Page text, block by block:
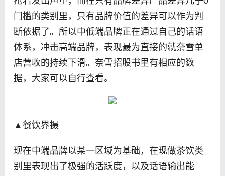
门槛的类别里，只有品牌价值的差异可以作为判
断依据了。所以中低端品牌正在通过自己的话语
体系，冲击高端品牌，表现最为直接的就奈雪单
店营收的持续下滑。奈雪招股书里有相应的数
据，大家可以自行查看。
▲餐饮界摄
现在中端品牌以某一区域为基础，在现做茶饮类
别里表现出了极强的活跃度，以及话语输出能